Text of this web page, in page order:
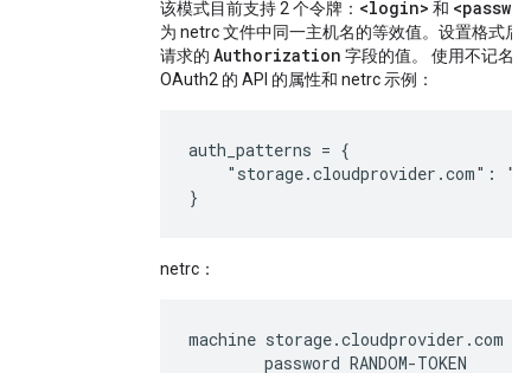
该模式目前支持 2 个令牌： <login> 和
为 netrc 文件中同一主机名的等效值。设置格式后
请求的 Authorization 字段的值。 使用不记名
OAuth2 的 API 的属性和 netrc 示例：
auth_patterns = {
"storage.cloudprovider.com":
netrc：
machine storage.cloudprovider.com